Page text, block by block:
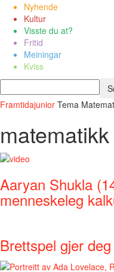
Nyhende
Kultur
Visste du at?
Fritid
Meiningar
Kviss
Framtidajunior Tema
matematikk
Aaryan Shukla
menneskeleg
Brettspel gjer